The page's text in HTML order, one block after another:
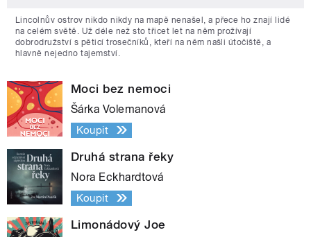
Lincolnův ostrov nikdo nikdy na mapě nenašel, a přece ho znají lidé
na celém světě. Už déle než sto třicet let na něm prožívají
dobrodružství s pěticí trosečníků, kteří na něm našli útočiště, a
hlavně nejedno tajemství.
Moci bez nemoci
Šárka Volemanová
Koupit
Druhá strana řeky
Nora Eckhardtová
Koupit
Limonádový Joe